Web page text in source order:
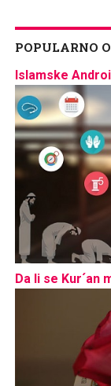
POPULARNO
Islamske
Da li se Kur´an